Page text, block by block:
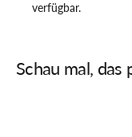
verfügbar.
Schau mal, das